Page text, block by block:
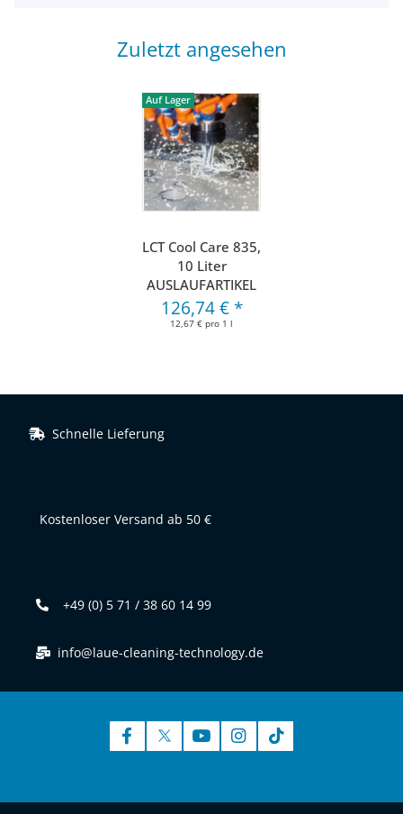
Zuletzt angesehen
Auf Lager
LCT Cool Care 835,
10 Liter
AUSLAUFARTIKEL
126,74 € *
12,67 € pro 1 l
Schnelle Lieferung
Kostenloser Versand ab 50 €
+49 (0) 5 71 / 38 60 14 99
info@laue-cleaning-technology.de